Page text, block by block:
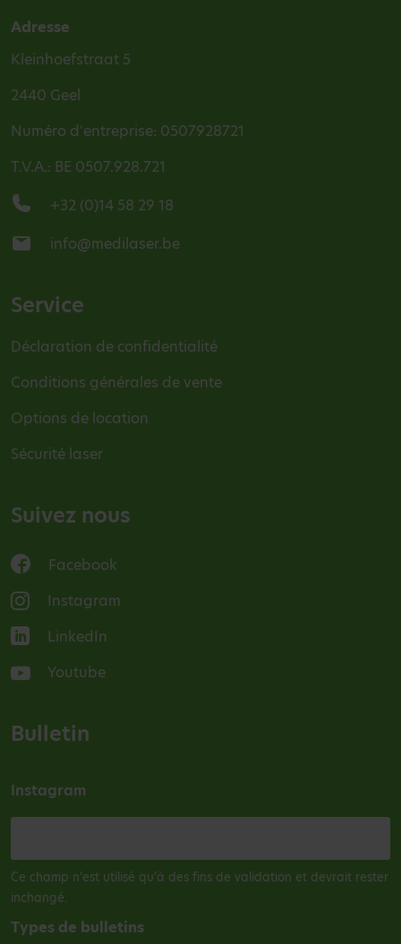
Adresse
Kleinhoefstraat 5
2440 Geel
Numéro d'entreprise: 0507928721
T.V.A.: BE 0507.928.721
+32 (0)14 58 29 18
info@medilaser.be
Service
Déclaration de confidentialité
Conditions générales de vente
Options de location
Sécurité laser
Suivez nous
Facebook
Instagram
LinkedIn
Youtube
Bulletin
Instagram
Ce champ n’est utilisé qu’à des fins de validation et devrait rester
inchangé.
Types de bulletins